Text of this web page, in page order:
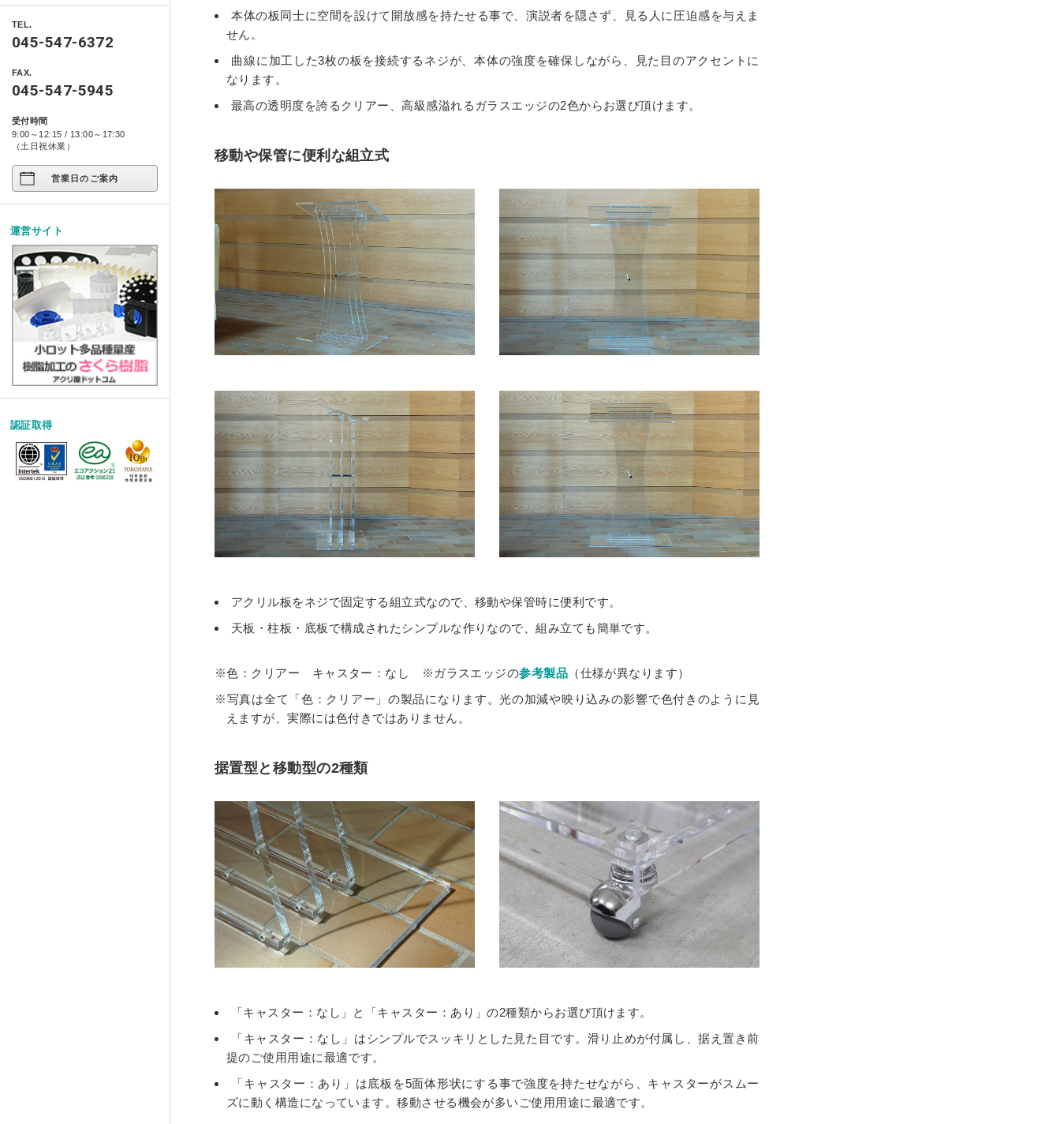
フラグメント
ベース ライトシリーズ
コンポジット ベース シリーズ
アクリ屋コラム
自動車用品
ペット関係
アート作品
アクリルケース
フルオーダー
アクリル工具・用品
ポスターフレーム・フォトフレーム
箱型ケース・コレクションケース
家具・雑貨
ご注文の方法について
配送・送料について
法人様お取引について
納期について
メールやホームページのエラー
アクリ日記
アクリ屋DIY
特定商取引に基づく表記
TEL.
045-547-6372
FAX.
045-547-5945
受付時間
9:00～12:15 / 13:00～17:30
（土日祝休業）
営業日のご案内
運営サイト
認証取得
本体の板同士に空間を設けて開放感を持たせる事で、演説者を隠さず、見る人に圧迫感を与えま
せん。
曲線に加工した3枚の板を接続するネジが、本体の強度を確保しながら、見た目のアクセントに
なります。
最高の透明度を誇るクリアー、高級感溢れるガラスエッジの2色からお選び頂けます。
移動や保管に便利な組立式
アクリル板をネジで固定する組立式なので、移動や保管時に便利です。
天板・柱板・底板で構成されたシンプルな作りなので、組み立ても簡単です。
色：クリアー キャスター：なし ※ガラスエッジの参考製品 （仕様が異なります）
写真は全て「色：クリアー」の製品になります。光の加減や映り込みの影響で色付きのように見
えますが、実際には色付きではありません。
据置型と移動型の2種類
「キャスター：なし」と「キャスター：あり」の2種類からお選び頂けます。
「キャスター：なし」はシンプルでスッキリとした見た目です。滑り止めが付属し、据え置き前
提のご使用用途に最適です。
「キャスター：あり」は底板を5面体形状にする事で強度を持たせながら、キャスターがスムー
ズに動く構造になっています。移動させる機会が多いご使用用途に最適です。